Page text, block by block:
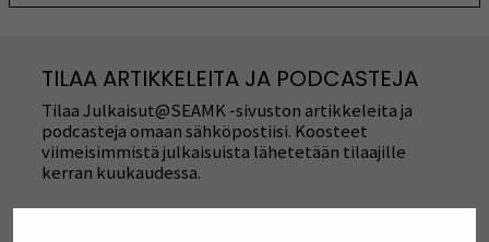
TILAA ARTIKKELEITA JA PODCASTEJA
Tilaa Julkaisut@SEAMK -sivuston artikkeleita ja
podcasteja omaan sähköpostiisi. Koosteet
viimeisimmistä julkaisuista lähetetään tilaajille
kerran kuukaudessa.